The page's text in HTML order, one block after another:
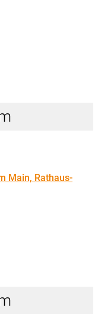
Main, Rathaus-